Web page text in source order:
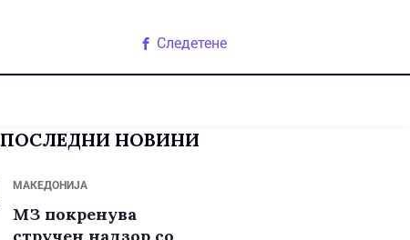
Следетене
ПОСЛЕДНИ НОВИНИ
МАКЕДОНИЈА
МЗ покренува